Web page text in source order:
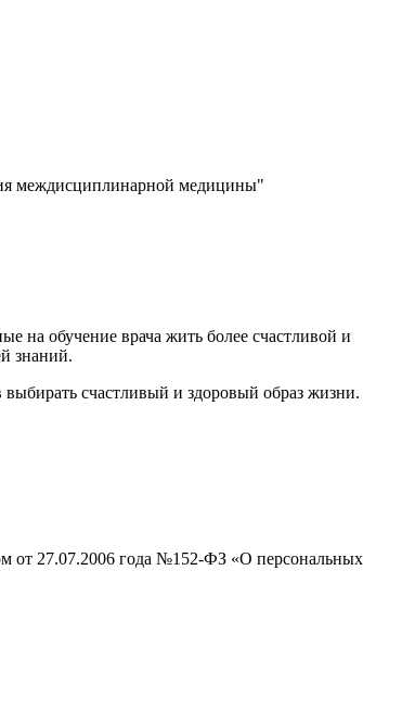
междисциплинарной медицины"
на обучение врача жить более счастливой и
знаний.
счастливый и здоровый образ жизни.
от 27.07.2006 года №152-ФЗ «О персональных